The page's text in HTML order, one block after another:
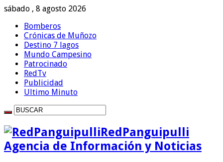
sábado , 8 agosto 2026
Bomberos
Crónicas de Muñozo
Destino 7 lagos
Mundo Campesino
Patrocinado
RedTv
Publicidad
Ultimo Minuto
RedPanguipulli
Agencia de Información y Noticias